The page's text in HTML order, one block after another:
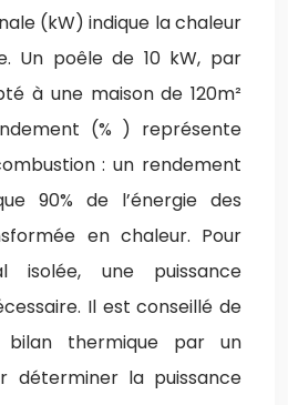
(kW) indique la chaleur
Un poêle de 10 kW, par
à une maison de 120m²
(% ) représente
: un rendement
90% de l’énergie des
en chaleur. Pour
isolée, une puissance
Il est conseillé de
thermique par un
déterminer la puissance